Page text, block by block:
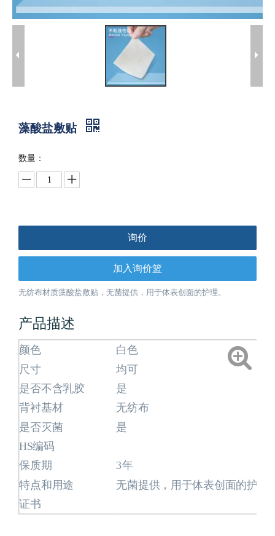
藻酸盐敷贴
数量：
询价
加入询价篮
无纺布材质藻酸盐敷贴，无菌提供，用于体表创面的护理。
产品描述
颜色
白色
尺寸
均可
是否不含乳胶
是
背衬基材
无纺布
是否灭菌
是
HS编码
保质期
3年
特点和用途
无菌提供，用于体表创面的护理
证书